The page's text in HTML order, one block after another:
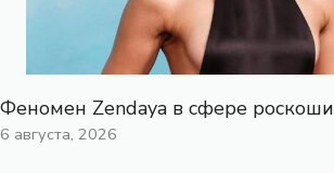
Феномен Zendaya в сфере роскоши
6 августа, 2026